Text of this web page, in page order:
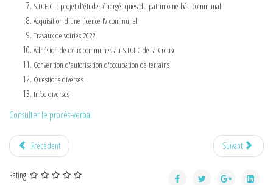
S.D.E.C. : projet d'études énergétiques du patrimoine bâti communal
Acquisition d'une licence IV communal
Travaux de voiries 2022
Adhésion de deux communes au S.D.I.C de la Creuse
Convention d'autorisation d'occupation de terrains
Questions diverses
Infos diverses
Consulter le procès-verbal
Précédent Suivant
Rating: